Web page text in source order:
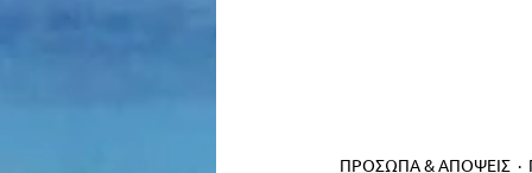
ΠΡΟΣΩΠΑ & ΑΠΟΨΕΙΣ